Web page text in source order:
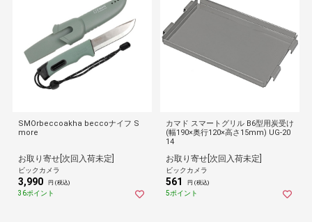
SMOrbeccoakha beccoナイフ S
more
お取り寄せ[次回入荷未定]
ビックカメラ
3,990 円 (税込)
36ポイント
カマド スマートグリル B6型用炭受け
(幅190×奥行120×高さ15mm) UG-20
14
お取り寄せ[次回入荷未定]
ビックカメラ
561 円 (税込)
5ポイント